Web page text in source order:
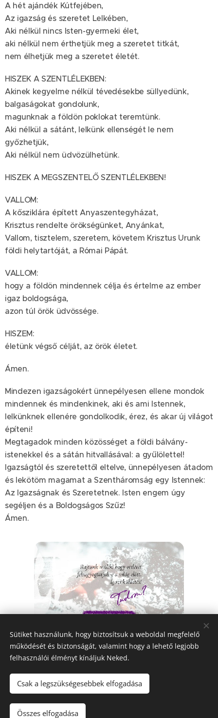
A hét ajándék Kútfejében,
Az igazság és szeretet Lelkében,
Aki nélkül nincs Isten-gyermeki élet,
aki nélkül nem érthetjük meg a szeretet titkát,
nem élhetjük meg a szeretet életét.
HISZEK A SZENTLÉLEKBEN:
Akinek kegyelme nélkül tévedésekbe süllyedünk,
balgaságokat gondolunk,
magunknak a földön poklokat teremtünk.
Aki nélkül a sátánt, lelkünk ellenségét le nem
győzhetjük,
Aki nélkül nem üdvözülhetünk.
HISZEK A MEGSZENTELŐ SZENTLÉLEKBEN!
VALLOM:
A kősziklára épített Anyaszentegyházat,
Krisztus rendelte örökségünket, Anyánkat,
Vallom, tisztelem, szeretem, követem Krisztus Urunk
földi helytartóját, a Római Pápát.
VALLOM:
hogy a földön mindennek célja és értelme az ember
igaz boldogsága,
azon túl örök üdvössége.
HISZEM:
életünk végső célját, az örök életet.
Ámen.
Mindezen igazságokért ünnepélyesen ellene mondok
mindennek és mindenkinek, aki és ami Istennek,
lelkünknek ellenére gondolkodik, érez, és akar új világot
építeni!
Megtagadok minden közösséget a földi bálvány-
istenekkel és a sátán hitvallásával: a gyűlölettel!
Igazságtól és szeretettől eltelve, ünnepélyesen átadom
és lekötöm magamat a Szentháromság egy Istennek:
Az Igazságnak és Szeretetnek. Isten engem úgy
segéljen és a Boldogságos Szűz!
Ámen.
Share
© 2023-2026Szociális Testvérek Társasága
| Minden jog fenntartva.
Sütiket használunk, hogy biztosítsuk a weboldal megfelelő
működését és biztonságát, valamint hogy a lehető legjobb
felhasználói élményt kínáljuk Neked.
Csak a legszükségesebbek elfogadása
Összes elfogadása